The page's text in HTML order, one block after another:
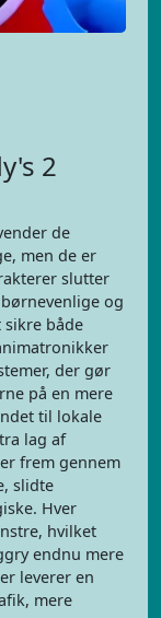
2
de
men de er
slutter
og
både
der gør
på en mere
til lokale
lag af
frem gennem
slidte
Hver
hvilket
endnu mere
leverer en
mere